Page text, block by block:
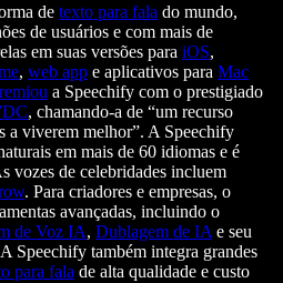
de texto para fala do mundo,
de usuários e com mais de
em suas versões para iOS,
, web app e aplicativos para Mac
a Speechify com o prestigiado
, chamando-a de “um recurso
a viverem melhor”. A Speechify
em mais de 60 idiomas e é
vozes de celebridades incluem
. Para criadores e empresas, o
avançadas, incluindo o
de Voz IA, Dublagem de IA e seu
Speechify também integra grandes
para fala de alta qualidade e custo